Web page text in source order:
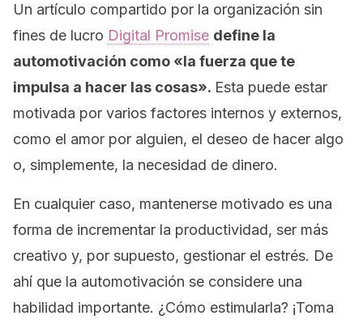
Un artículo compartido por la organización sin
fines de lucro Digital Promise define la
automotivación como «la fuerza que te
impulsa a hacer las cosas». Esta puede estar
motivada por varios factores internos y externos,
como el amor por alguien, el deseo de hacer algo
o, simplemente, la necesidad de dinero.
En cualquier caso, mantenerse motivado es una
forma de incrementar la productividad, ser más
creativo y, por supuesto, gestionar el estrés. De
ahí que la automotivación se considere una
habilidad importante. ¿Cómo estimularla? ¡Toma